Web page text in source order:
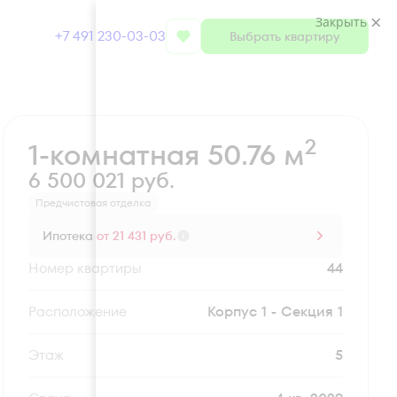
+7 491 230-03-03 Выбрать квартиру
Забронировать
1-комнатная 50.76 м2
6 500 021 руб.
Предчистовая отделка
Ипотека от 21 431 руб.
Номер квартиры 44
Секция Корпус 1 - Секция 1
Этаж 5
Закрыть